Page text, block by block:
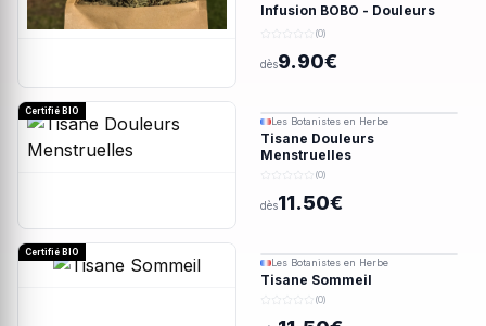
Infusion BOBO - Douleurs
menstruelles - 28g
(0)
dès9.90€
Certifié BIO
Les Botanistes en Herbe
Tisane Douleurs
Menstruelles
(0)
dès11.50€
Certifié BIO
Les Botanistes en Herbe
Tisane Sommeil
(0)